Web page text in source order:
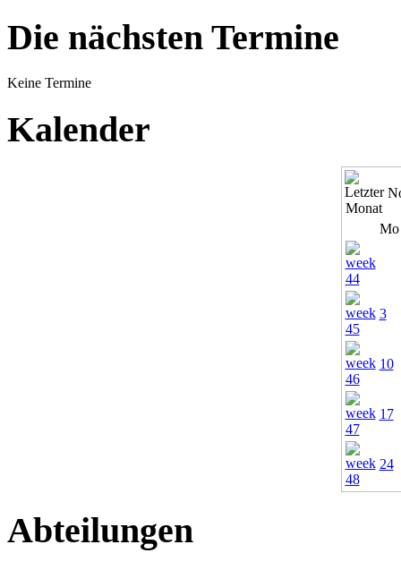
Die nächsten Termine
Keine Termine
Kalender
Mo
3
10
17
24
Abteilungen